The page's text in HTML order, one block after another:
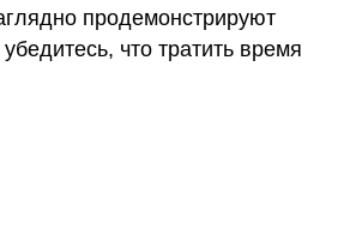
продемонстрируют
убедитесь, что тратить время